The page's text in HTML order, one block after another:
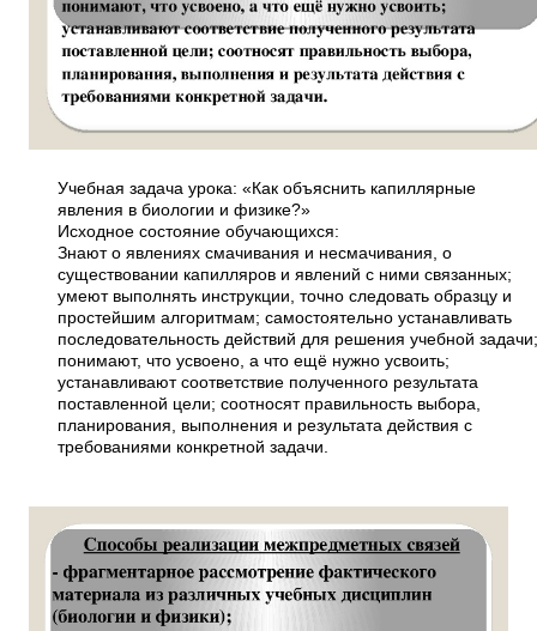
Учебная задача урока: «Как объяснить капиллярные
явления в биологии и физике?»
Исходное состояние обучающихся:
Знают о явлениях смачивания и несмачивания, о
существовании капилляров и явлений с ними связанных;
умеют выполнять инструкции, точно следовать образцу и
простейшим алгоритмам; самостоятельно устанавливать
последовательность действий для решения учебной задачи;
понимают, что усвоено, а что ещё нужно усвоить;
устанавливают соответствие полученного результата
поставленной цели; соотносят правильность выбора,
планирования, выполнения и результата действия с
требованиями конкретной задачи.